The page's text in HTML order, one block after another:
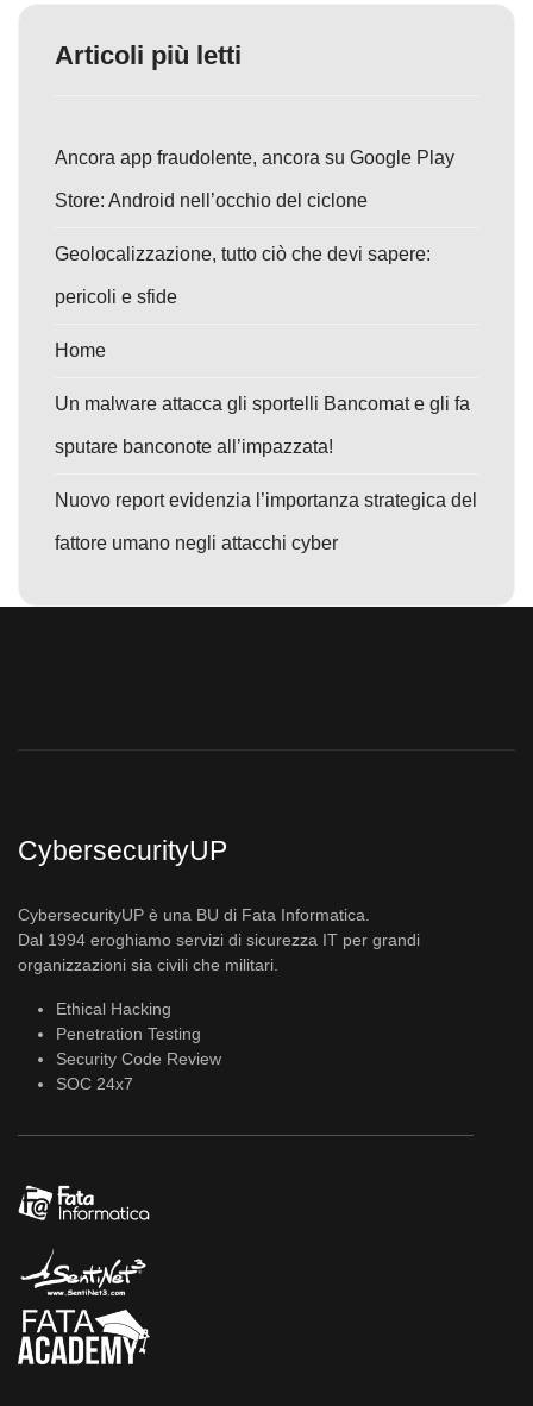
Articoli più letti
Ancora app fraudolente, ancora su Google Play
Store: Android nell’occhio del ciclone
Geolocalizzazione, tutto ciò che devi sapere:
pericoli e sfide
Home
Un malware attacca gli sportelli Bancomat e gli fa
sputare banconote all’impazzata!
Nuovo report evidenzia l’importanza strategica del
fattore umano negli attacchi cyber
CybersecurityUP
CybersecurityUP è una BU di Fata Informatica.
Dal 1994 eroghiamo servizi di sicurezza IT per grandi
organizzazioni sia civili che militari.
Ethical Hacking
Penetration Testing
Security Code Review
SOC 24x7